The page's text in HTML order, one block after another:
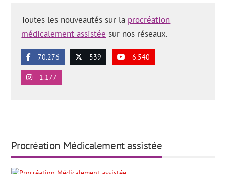
Toutes les nouveautés sur la procréation
médicalement assistée sur nos réseaux.
70.276 539 6.540
1.177
Procréation Médicalement assistée